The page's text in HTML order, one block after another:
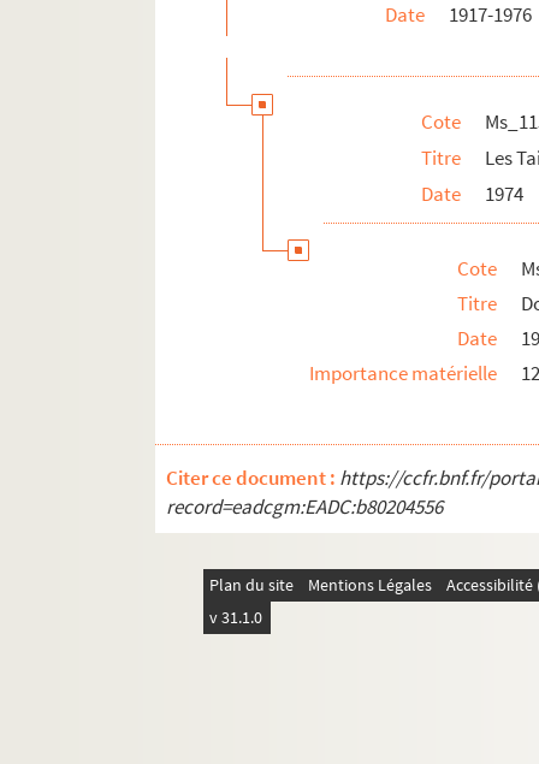
Date
1917-1976
Cote
Titre
Les
Date
1974
Cote
Titre
Date
Importance matérielle
Citer ce document : https://ccfr.bnf.fr/
record=eadcgm:EADC:b80204556
Plan du site Mentions Légales
v 31.1.0